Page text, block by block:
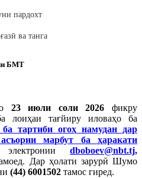
пардохт
ва танга
БМТ
23 июли соли 2026 фикру
лоиҳаи тағйиру иловаҳо ба
тартиби огоҳ намудан дар
марбут ба ҳаракати
dboboev@nbt.tj,
Дар ҳолати зарурӣ Шумо
(44) 6001502 тамос гиред.